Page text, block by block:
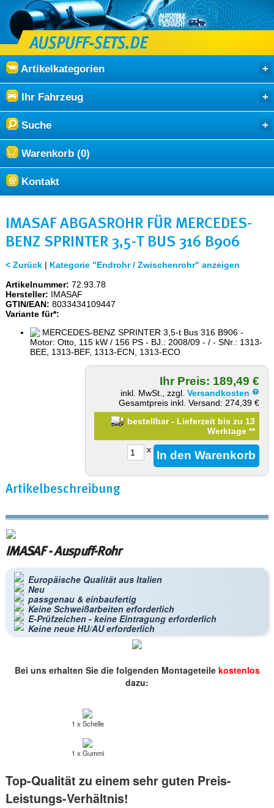
Artikelkategorien
Ihr Fahrzeug
Suche
Warenkorb (0)
Kontakt
IMASAF ABGASROHR FÜR MERCEDES-
BENZ SPRINTER 3,5-T BUS 316 B906
< Zurück| Kategorie "Endrohr / Zwischenrohr" anzeigen
Artikelnummer: 72.93.78
Hersteller: IMASAF
GTIN/EAN: 8033434109447
Variante für*:
MERCEDES-BENZ SPRINTER 3,5-t Bus 316 B906 -
Motor: Otto, 115 kW / 156 PS - BJ.: 2008/09 - / - SNr.: 1313-
BEE, 1313-BEF, 1313-ECN, 1313-ECO
Ihr Preis: 189,49 €
inkl. MwSt., zzgl.Versandkosten
Gesamtpreis inkl. Versand: 274,39 €
bestellbar - Lieferzeit bis zu 13
Werktage**
x
Artikelbeschreibung
IMASAF - Auspuff-Rohr
Europäische Qualität aus Italien
Neu
passgenau & einbaufertig
Keine Schweißarbeiten erforderlich
E-Prüfzeichen - keine Eintragung erforderlich
Keine neue HU/AU erforderlich
Bei uns erhalten Sie die folgenden Montageteile kostenlos
dazu:
1 x Schelle
1 x Gummi
Top-Qualität zu einem sehr guten Preis-
Leistungs-Verhältnis!